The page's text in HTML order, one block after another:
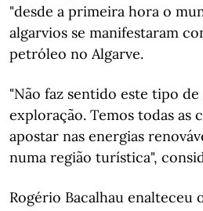
"desde a primeira hora o
algarvios se manifestaram
petróleo no Algarve.
"Não faz sentido este tipo
exploração. Temos todas as
apostar nas energias
numa região turística",
Rogério Bacalhau enalteceu